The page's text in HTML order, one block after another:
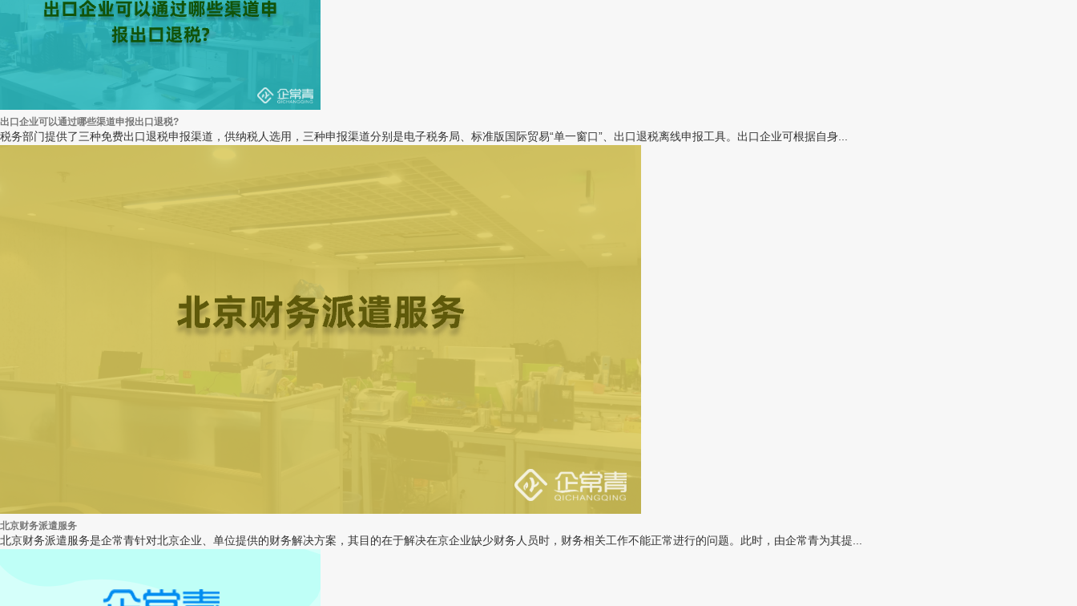
出口企业可以通过哪些渠道申报出口退税?
税务部门提供了三种免费出口退税申报渠道，供纳税人选用，三种申报渠道分别是电子税务局、标准版国际贸易“单一窗口”、出口退税离线申报工具。出口企业可根据自身...
北京财务派遣服务
北京财务派遣服务是企常青针对北京企业、单位提供的财务解决方案，其目的在于解决在京企业缺少财务人员时，财务相关工作不能正常进行的问题。此时，由企常青为其提...